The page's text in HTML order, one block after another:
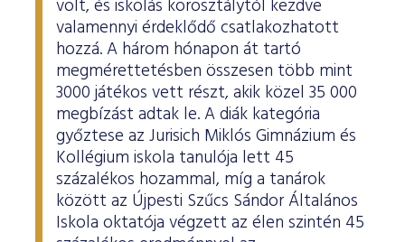
volt, és iskolás korosztálytól kezdve
valamennyi érdeklődő csatlakozhatott
hozzá. A három hónapon át tartó
megmérettetésben összesen több mint
3000 játékos vett részt, akik közel 35 000
megbízást adtak le. A diák kategória
győztese az Jurisich Miklós Gimnázium és
Kollégium iskola tanulója lett 45
százalékos hozammal, míg a tanárok
között az Újpesti Szűcs Sándor Általános
Iskola oktatója végzett az élen szintén 45